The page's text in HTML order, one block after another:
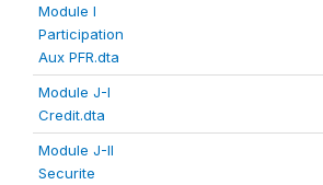
Module I
Participation
Aux PFR.dta
Module J-I
Credit.dta
Module J-II
Securite